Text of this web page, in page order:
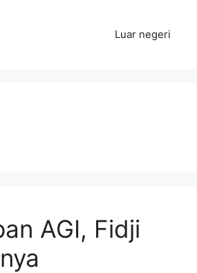
Luar negeri
AGI, Fidji